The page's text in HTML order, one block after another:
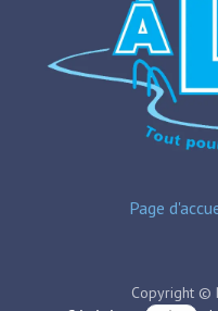
Page
Copyright ©